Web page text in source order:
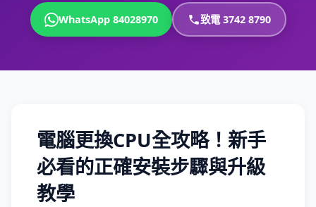
WhatsApp 84028970 致電 3742 8790
電腦更換CPU全攻略！新手
必看的正確安裝步驟與升級
教學